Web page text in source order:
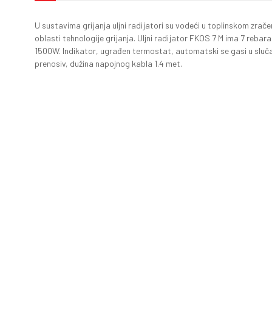
U sustavima grijanja uljni radijatori su vodeći u toplinskom
oblasti tehnologije grijanja. Uljni radijator FKOS 7 M ima 7
1500W. Indikator, ugrađen termostat, automatski se gasi u
prenosiv, dužina napojnog kabla 1.4 met.